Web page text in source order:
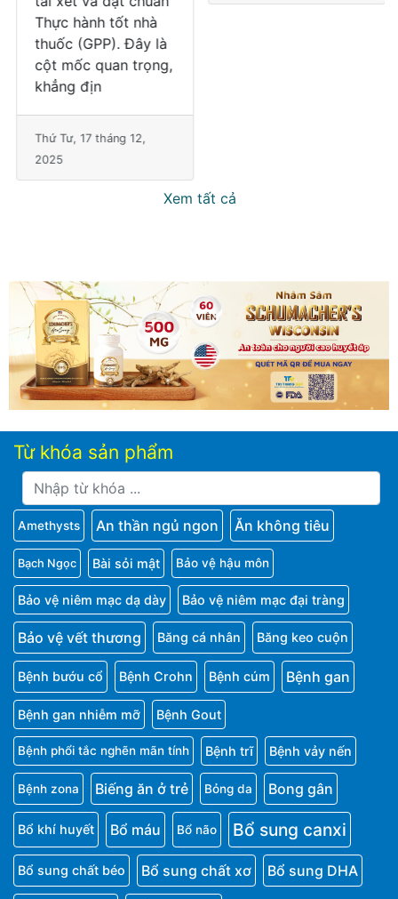
Thực hành tốt nhà
thuốc (GPP). Đây là
cột mốc quan trọng,
khẳng địn
Thứ Tư, 17 tháng 12,
2025
Xem tất cả
Từ khóa sản phẩm
Amethysts An thần ngủ ngon Ăn không tiêu
Bạch Ngọc Bài sỏi mật Bảo vệ hậu môn
Bảo vệ niêm mạc dạ dày Bảo vệ niêm mạc đại tràng
Bảo vệ vết thương Băng cá nhân Băng keo cuộn
Bệnh bướu cổ Bệnh Crohn Bệnh cúm Bệnh gan
Bệnh gan nhiễm mỡ Bệnh Gout
Bệnh phổi tắc nghẽn mãn tính Bệnh trĩ Bệnh vảy nến
Bệnh zona Biếng ăn ở trẻ Bỏng da Bong gân
Bổ khí huyết Bổ máu Bổ não Bổ sung canxi
Bổ sung chất béo Bổ sung chất xơ Bổ sung DHA